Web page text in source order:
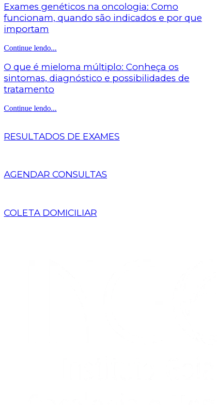
Exames genéticos na oncologia: Como
funcionam, quando são indicados e por que
importam
Continue lendo...
O que é mieloma múltiplo: Conheça os
sintomas, diagnóstico e possibilidades de
tratamento
Continue lendo...
RESULTADOS DE EXAMES
AGENDAR CONSULTAS
COLETA DOMICILIAR